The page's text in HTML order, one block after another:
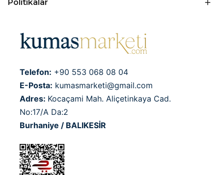
Politikalar
Telefon: +90 553 068 08 04
E-Posta: kumasmarketi@gmail.com
Adres: Kocaçami Mah. Aliçetinkaya Cad.
No:17/A Da:2
Burhaniye / BALIKESİR